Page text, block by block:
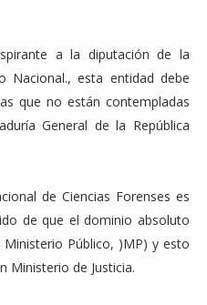
a la diputación de la
Nacional., esta entidad debe
que no están contempladas
General de la República
de Ciencias Forenses es
de que el dominio absoluto
Público, )MP) y esto
Ministerio de Justicia.